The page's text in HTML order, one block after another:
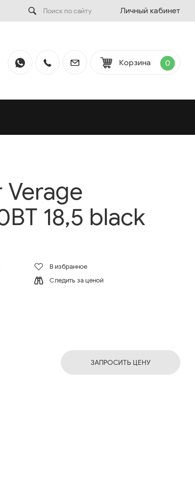
Личный кабинет
Корзина 0
18,5 black
В избранное
Следить за ценой
ЗАПРОСИТЬ ЦЕНУ